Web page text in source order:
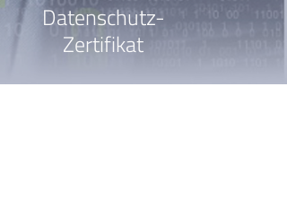
Datenschutz-
Zertifikat